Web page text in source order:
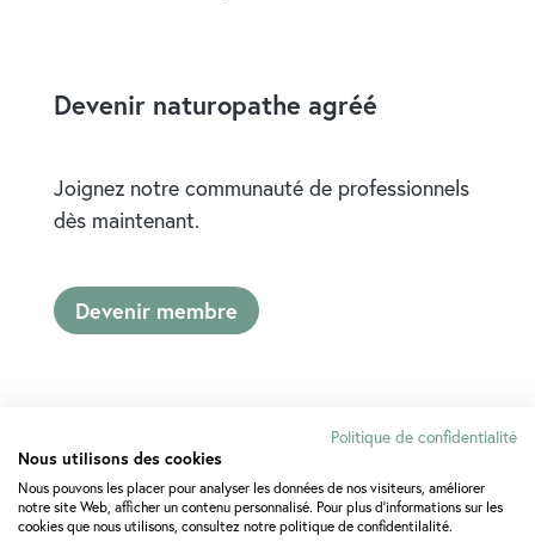
Devenir naturopathe agréé
Joignez notre communauté de professionnels
dès maintenant.
Devenir membre
Association des naturopathes agréés du
Politique de confidentialité
Nous utilisons des cookies
Nous pouvons les placer pour analyser les données de nos visiteurs, améliorer
notre site Web, afficher un contenu personnalisé. Pour plus d'informations sur les
cookies que nous utilisons, consultez notre politique de confidentilalité.